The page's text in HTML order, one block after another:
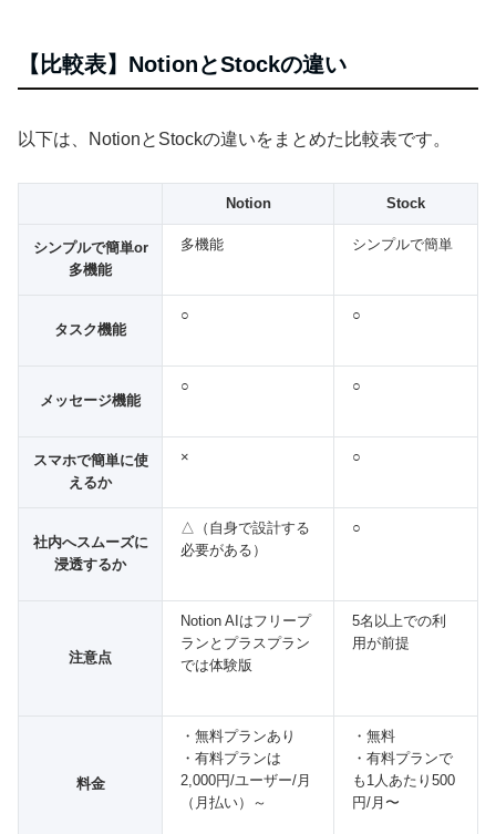
【比較表】NotionとStockの違い
以下は、NotionとStockの違いをまとめた比較表です。
Notion Stock
シンプルで簡単or
多機能
多機能 シンプルで簡単
タスク機能
○ ○
メッセージ機能
○ ○
スマホで簡単に使
えるか
× ○
社内へスムーズに
浸透するか
△（自身で設計する
必要がある）
○
注意点
Notion AIはフリープ
ランとプラスプラン
では体験版
5名以上での利
用が前提
料金
・無料プランあり
・有料プランは
2,000円/ユーザー/月
（月払い）～
・無料
・有料プランで
も1人あたり500
円/月〜